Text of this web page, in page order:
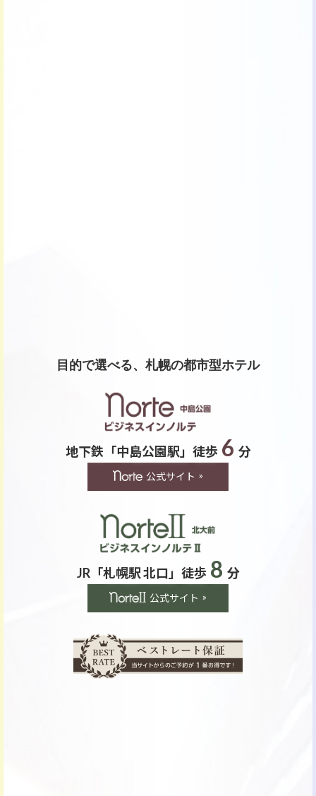
目的で選べる、札幌の都市型ホテル
地下鉄「中島公園駅」徒歩 6 分
公式サイト
JR「札幌駅 北口」徒歩 8 分
公式サイト